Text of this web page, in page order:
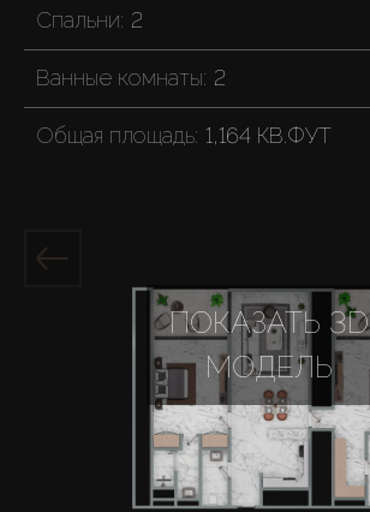
Спальни: 2
Ванные комнаты: 2
Общая площадь: 1,164 КВ.ФУТ
ПОКАЗАТЬ 3D
МОДЕЛЬ